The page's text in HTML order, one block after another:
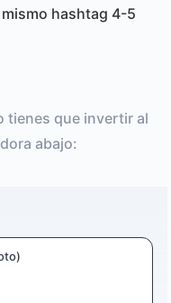
hashtag 4-5
tienes que invertir al
abajo: